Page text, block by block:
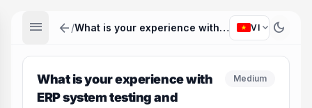
menu arrow_back / What is your experience with ERP system testing and implementing quality assurance processes? VI expand_more dark_mode
What is your experience with
ERP system testing and
Medium